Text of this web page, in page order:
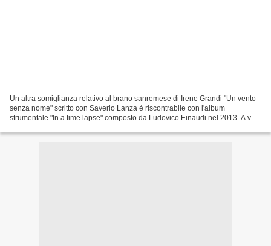
Un altra somiglianza relativo al brano sanremese di Irene Grandi "Un vento
senza nome" scritto con Saverio Lanza è riscontrabile con l'album
strumentale "In a time lapse" composto da Ludovico Einaudi nel 2013. A voi